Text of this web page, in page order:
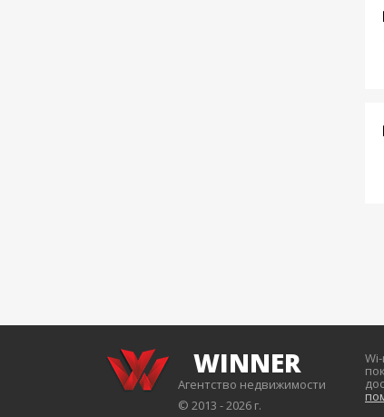
WINNER
Агентство недвижимости
© 2013 - 2026 г.